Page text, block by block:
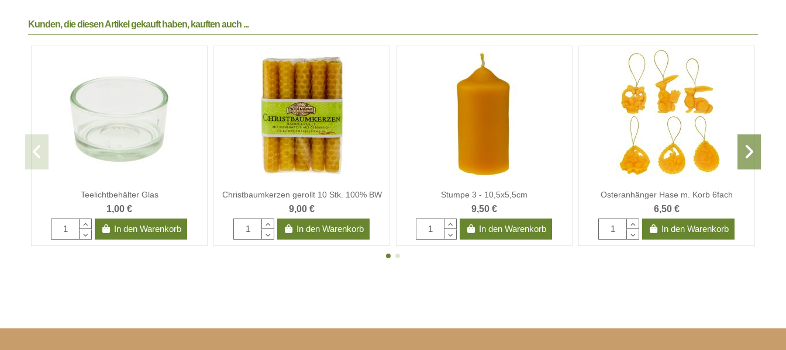
Kunden, die diesen Artikel gekauft haben, kauften auch ...
Teelichtbehälter Glas
1,00 €
In den Warenkorb
Christbaumkerzen gerollt 10 Stk. 100% BW
9,00 €
In den Warenkorb
Stumpe 3 - 10,5x5,5cm
9,50 €
In den Warenkorb
Osteranhänger Hase m. Korb 6fach
6,50 €
In den Warenkorb